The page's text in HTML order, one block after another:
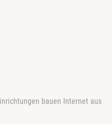
bauen Internet aus